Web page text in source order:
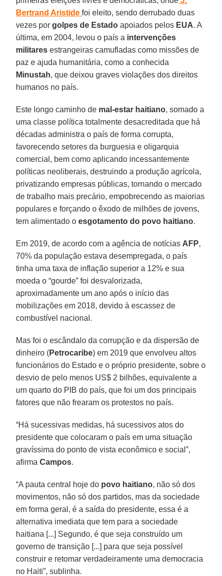
Bertrand Aristide foi eleito, sendo derrubado duas
vezes porgolpes de Estado apoiados pelos EUA. A
última, em 2004, levou o país a intervenções
militares estrangeiras camufladas como missões de
paz e ajuda humanitária, como a conhecida
Minustah, que deixou graves violações dos direitos
humanos no país.
Este longo caminho de mal-estar haitiano, somado a
uma classe política totalmente desacreditada que há
décadas administra o país de forma corrupta,
favorecendo setores da burguesia e oligarquia
comercial, bem como aplicando incessantemente
políticas neoliberais, destruindo a produção agrícola,
privatizando empresas públicas, tornando o mercado
de trabalho mais precário, empobrecendo as maiorias
populares e forçando o êxodo de milhões de jovens,
tem alimentado oesgotamento do povo haitiano.
Em 2019, de acordo com a agência de notícias AFP,
70% da população estava desempregada, o país
tinha uma taxa de inflação superior a 12% e sua
moeda o “gourde” foi desvalorizada,
aproximadamente um ano após o início das
mobilizações em 2018, devido à escassez de
combustível nacional.
Mas foi o escândalo da corrupção e da dispersão de
dinheiro (Petrocaribe) em 2019 que envolveu altos
funcionários do Estado e o próprio presidente, sobre o
desvio de pelo menos US$ 2 bilhões, equivalente a
um quarto do PIB do país, que foi um dos principais
fatores que não frearam os protestos no país.
“Há sucessivas medidas, há sucessivos atos do
presidente que colocaram o país em uma situação
gravíssima do ponto de vista econômico e social”,
afirmaCampos.
“A pauta central hoje do povo haitiano, não só dos
movimentos, não só dos partidos, mas da sociedade
em forma geral, é a saída do presidente, essa é a
alternativa imediata que tem para a sociedade
haitiana [...] Segundo, é que seja construído um
governo de transição [...] para que seja possível
construir e retomar verdadeiramente uma democracia
no Haiti”, sublinha.